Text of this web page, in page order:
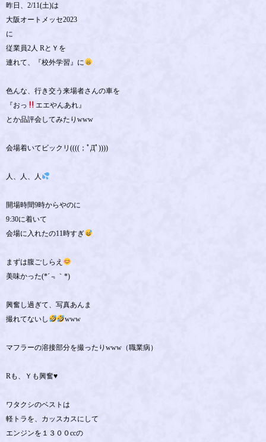
昨日、2/11(土)は
大阪オートメッセ2023
に
従業員2人 RとＹを
連れて、『校外学習』に
色んな、行き交う来場者さんの車を
『おっ
エエやんあれ』
とか品評会してみたりwww
会場着いてビックリ((((；ﾟДﾟ))))
人、人、人
開場時間9時からやのに
9:30に着いて
会場に入れたの11時すぎ
まずは腹ごしらえ
美味かった(*´﹃｀*)
興奮し過ぎて、写真あんま
撮れてないし
www
マフラーの溶接部分を撮ったりwww（職業病）
Rも、Ｙも興奮♥️
ワタクシのベストは
軽トラを、カッスカスにして
エンジンを１３００ccの